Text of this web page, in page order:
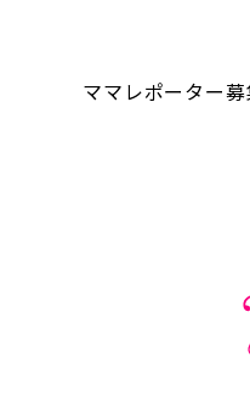
ママレポーター